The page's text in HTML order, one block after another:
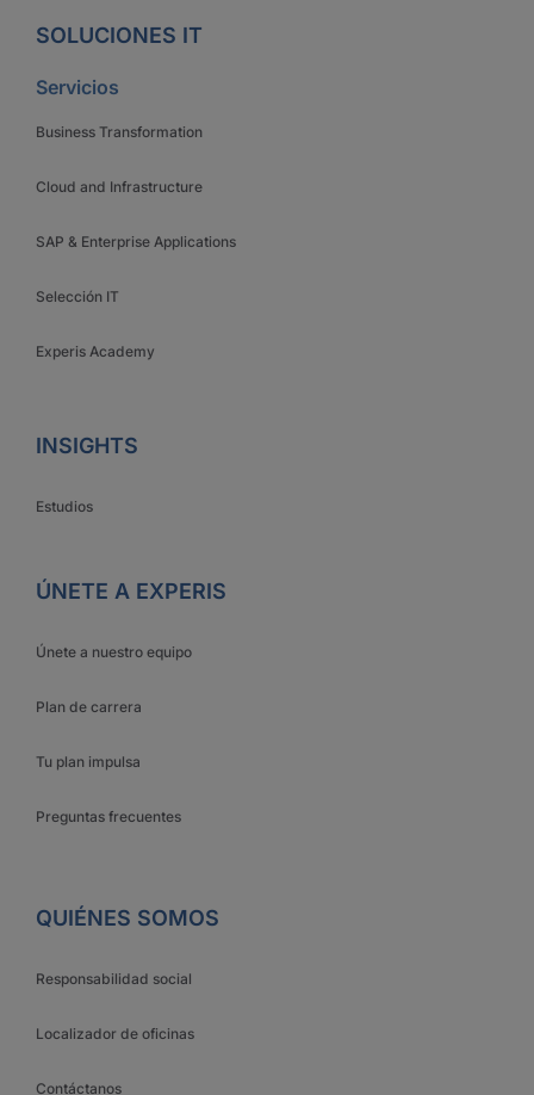
SOLUCIONES IT
Servicios
Business Transformation
Cloud and Infrastructure
SAP & Enterprise Applications
Selección IT
Experis Academy
INSIGHTS
Estudios
ÚNETE A EXPERIS
Únete a nuestro equipo
Plan de carrera
Tu plan impulsa
Preguntas frecuentes
QUIÉNES SOMOS
Responsabilidad social
Localizador de oficinas
Contáctanos